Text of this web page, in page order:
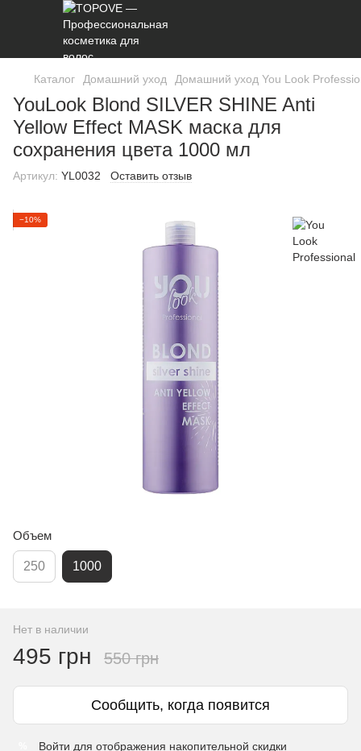
Каталог Домашний уход Домашний уход You Look
YouLook Blond SILVER SHINE Anti
Yellow Effect MASK маска для
сохранения цвета 1000 мл
Артикул: YL0032 Оставить отзыв
−10%
Объем
250 1000
Нет в наличии
495 грн 550 грн
Сообщить, когда появится
Войти для отображения накопительной скидки